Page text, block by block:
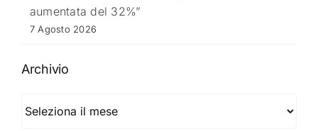
aumentata del 32%”
7 Agosto 2026
Archivio